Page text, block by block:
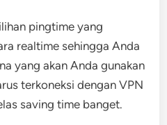
pingtime yang
realtime sehingga Anda
yang akan Anda gunakan
terkoneksi dengan VPN
saving time banget.